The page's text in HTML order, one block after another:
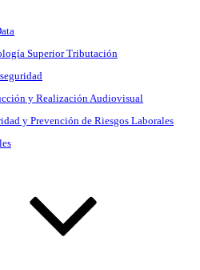
Superior Tributación
y Realización Audiovisual
y Prevención de Riesgos Laborales